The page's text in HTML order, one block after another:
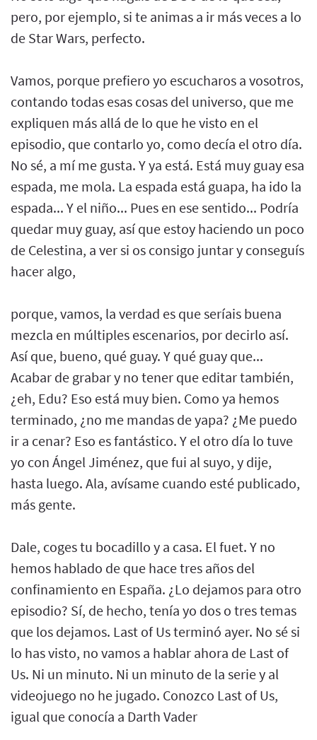
pero, por ejemplo, si te animas a ir más veces a lo
de Star Wars, perfecto.
Vamos, porque prefiero yo escucharos a vosotros,
contando todas esas cosas del universo, que me
expliquen más allá de lo que he visto en el
episodio, que contarlo yo, como decía el otro día.
No sé, a mí me gusta. Y ya está. Está muy guay esa
espada, me mola. La espada está guapa, ha ido la
espada... Y el niño... Pues en ese sentido... Podría
quedar muy guay, así que estoy haciendo un poco
de Celestina, a ver si os consigo juntar y conseguís
hacer algo,
porque, vamos, la verdad es que seríais buena
mezcla en múltiples escenarios, por decirlo así.
Así que, bueno, qué guay. Y qué guay que...
Acabar de grabar y no tener que editar también,
¿eh, Edu? Eso está muy bien. Como ya hemos
terminado, ¿no me mandas de yapa? ¿Me puedo
ir a cenar? Eso es fantástico. Y el otro día lo tuve
yo con Ángel Jiménez, que fui al suyo, y dije,
hasta luego. Ala, avísame cuando esté publicado,
más gente.
Dale, coges tu bocadillo y a casa. El fuet. Y no
hemos hablado de que hace tres años del
confinamiento en España. ¿Lo dejamos para otro
episodio? Sí, de hecho, tenía yo dos o tres temas
que los dejamos. Last of Us terminó ayer. No sé si
lo has visto, no vamos a hablar ahora de Last of
Us. Ni un minuto. Ni un minuto de la serie y al
videojuego no he jugado. Conozco Last of Us,
igual que conocía a Darth Vader